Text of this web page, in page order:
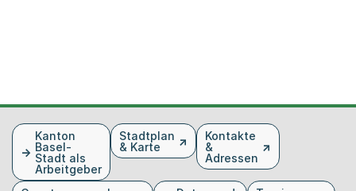
FusszeileKanton
Basel-
Stadt als
Arbeitgeber
Stadtplan
& Karte
Kontakte
&
Adressen